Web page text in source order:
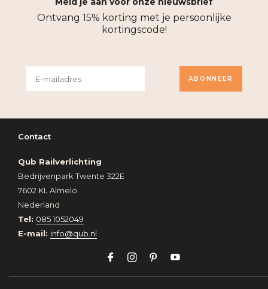
Ontvang 15% korting met je persoonlijke
kortingscode!
ABONNEER
Contact
Qub Railverlichting
Bedrijvenpark Twente 322E
7602 KL Almelo
Nederland
Tel: 085 1052049
E-mail: info@qub.nl